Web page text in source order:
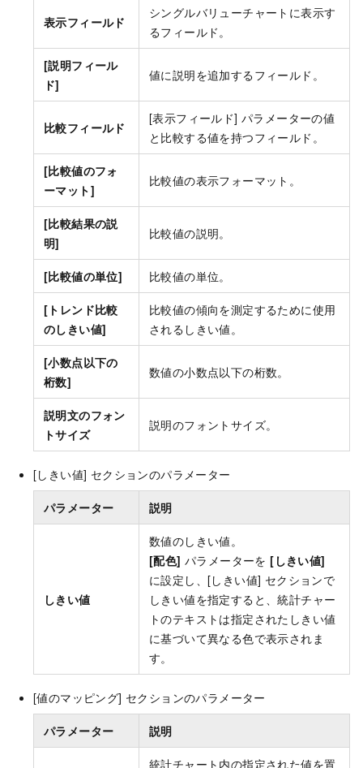
表示フィールド
シングルバリューチャートに表示す
るフィールド。
[説明フィール
ド]
値に説明を追加するフィールド。
比較フィールド
[表示フィールド] パラメーターの値
と比較する値を持つフィールド。
[比較値のフォ
ーマット]
比較値の表示フォーマット。
[比較結果の説
明]
比較値の説明。
[比較値の単位] 比較値の単位。
[トレンド比較
のしきい値]
比較値の傾向を測定するために使用
されるしきい値。
[小数点以下の
桁数]
数値の小数点以下の桁数。
説明文のフォン
トサイズ
説明のフォントサイズ。
[しきい値] セクションのパラメーター
パラメーター 説明
しきい値
数値のしきい値。
[配色] パラメーターを [しきい値]
に設定し、[しきい値] セクションで
しきい値を指定すると、統計チャー
トのテキストは指定されたしきい値
に基づいて異なる色で表示されま
す。
[値のマッピング] セクションのパラメーター
パラメーター 説明
統計チャート内の指定された値を置